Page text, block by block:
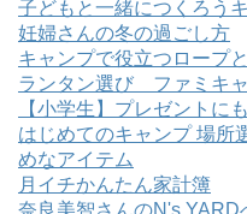
子どもと一緒につくろう
妊婦さんの冬の過ごし方
キャンプで役立つロープ
ランタン選び ファミキ
【小学生】プレゼントに
はじめてのキャンプ 場所
めなアイテム
月イチかんたん家計簿
奈良美智さんのN's YARD